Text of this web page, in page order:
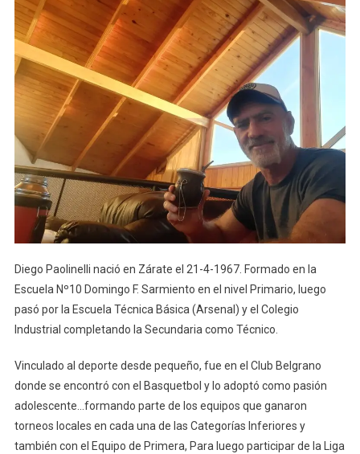
Diego Paolinelli nació en Zárate el 21-4-1967. Formado en la
Escuela Nº10 Domingo F. Sarmiento en el nivel Primario, luego
pasó por la Escuela Técnica Básica (Arsenal) y el Colegio
Industrial completando la Secundaria como Técnico.
Vinculado al deporte desde pequeño, fue en el Club Belgrano
donde se encontró con el Basquetbol y lo adoptó como pasión
adolescente…formando parte de los equipos que ganaron
torneos locales en cada una de las Categorías Inferiores y
también con el Equipo de Primera, Para luego participar de la Liga